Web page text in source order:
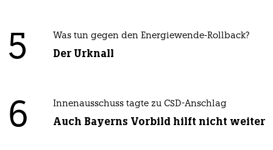
5 Was tun gegen den Energiewende-Rollback?
Der Urknall
6 Innenausschuss tagte zu CSD-Anschlag
Auch Bayerns Vorbild hilft nicht weiter